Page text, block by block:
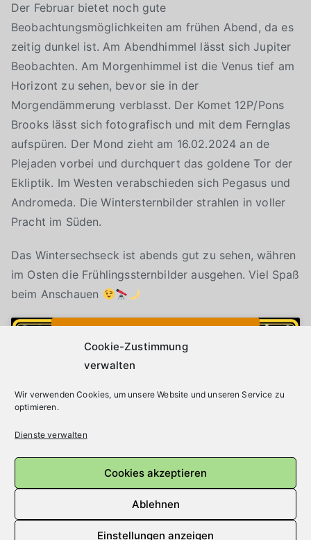
Cookie-Zustimmung
verwalten
Wir verwenden Cookies, um unsere Website und unseren Service zu
optimieren.
Dienste verwalten
Cookies akzeptieren
Ablehnen
Einstellungen anzeigen
Der Februar bietet noch gute
Beobachtungsmöglichkeiten am frühen Abend, da es
zeitig dunkel ist. Am Abendhimmel lässt sich Jupiter
Beobachten. Am Morgenhimmel ist die Venus tief am
Horizont zu sehen, bevor sie in der
Morgendämmerung verblasst. Der Komet 12P/Pons
Brooks lässt sich fotografisch und mit dem Fernglas
aufspüren. Der Mond zieht am 16.02.2024 an de
Plejaden vorbei und durchquert das goldene Tor der
Ekliptik. Im Westen verabschieden sich Pegasus und
Andromeda. Die Wintersternbilder strahlen in voller
Pracht im Süden.
Das Wintersechseck ist abends gut zu sehen, währen
im Osten die Frühlingssternbilder ausgehen. Viel Spaß
beim Anschauen
Klicke auf "Ich stimme zu", um Youtube zu
aktivieren
Cookie-Richtlinie
Ich stimme zu